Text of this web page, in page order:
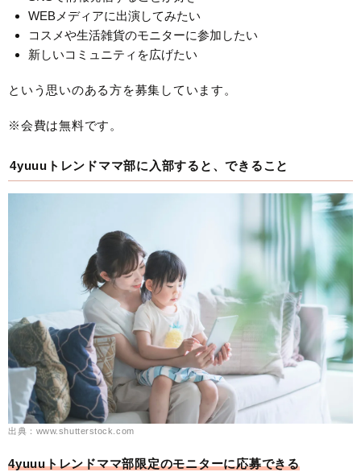
WEBメディアに出演してみたい
コスメや生活雑貨のモニターに参加したい
新しいコミュニティを広げたい
という思いのある方を募集しています。
※会費は無料です。
4yuuuトレンドママ部に入部すると、できること
出典：www.shutterstock.com
4yuuuトレンドママ部限定のモニターに応募できる